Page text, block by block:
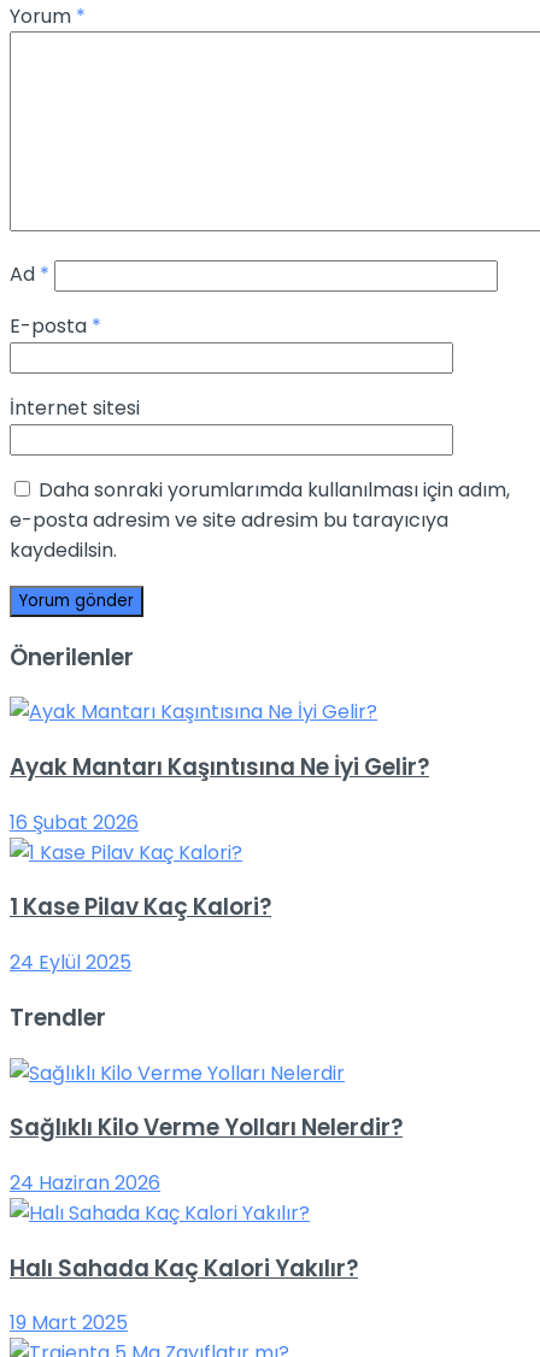
Yorum *
Ad *
E-posta *
İnternet sitesi
Daha sonraki yorumlarımda kullanılması için adım,
e-posta adresim ve site adresim bu tarayıcıya
kaydedilsin.
Önerilenler
Ayak Mantarı Kaşıntısına Ne İyi Gelir?
16 Şubat 2026
1 Kase Pilav Kaç Kalori?
24 Eylül 2025
Trendler
Sağlıklı Kilo Verme Yolları Nelerdir?
24 Haziran 2026
Halı Sahada Kaç Kalori Yakılır?
19 Mart 2025